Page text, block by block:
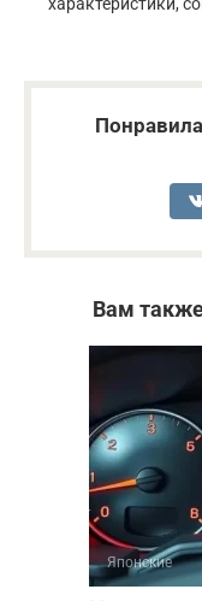
характеристики,
Вам
Японские